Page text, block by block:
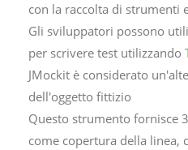
con la raccolta di strumenti
Gli sviluppatori possono
per scrivere test utilizzando
JMockit è considerato
dell'oggetto fittizio
Questo strumento fornisce
come copertura della linea,